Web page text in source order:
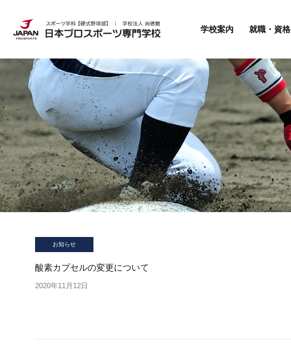
学校案内
日本プロスポーツ専門学校とは 講師紹介
就職・資格
就職・資格 先輩の声
募集要項 学費について
お知らせ
酸素カプセルの変更について
2020年11月12日